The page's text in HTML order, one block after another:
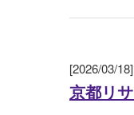
[2026/03/18]
京都リ